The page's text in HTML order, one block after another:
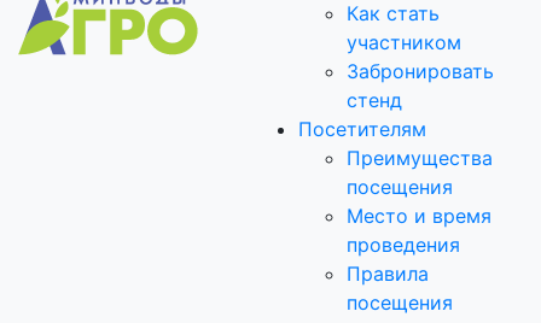
Как стать
участником
Забронировать
стенд
Посетителям
Преимущества
посещения
Место и время
проведения
Правила
посещения